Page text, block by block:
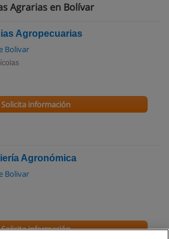
Agrarias en Bolívar
Agropecuarias
Bolivar
Solicita información
Agronómica
Bolivar
Solicita información